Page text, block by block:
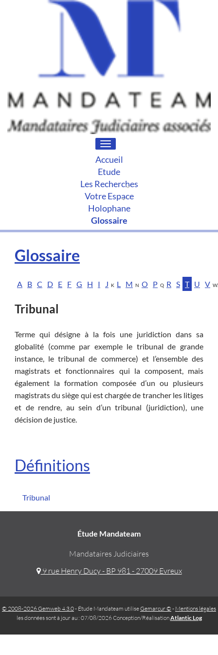
Toggle
navigation
Accueil
Etude
Les Recherches
Votre Espace
Holophane
Glossaire
Glossaire
A B C D E F G H I J K L M N O P Q R S T U V W
Tribunal
Terme qui désigne à la fois une juridiction dans sa
globalité (comme par exemple le tribunal de grande
instance, le tribunal de commerce) et l’ensemble des
magistrats et fonctionnaires qui la composent, mais
également la formation composée d’un ou plusieurs
magistrats du siège qui est chargée de trancher les litiges
et de rendre, au sein d’un tribunal (juridiction), une
décision de justice.
Définitions
Tribunal
Étude Mandateam
Mandataires Judiciaires
9 rue Henry Ducy - BP 981 - 27009 Evreux
© 2008-2026 Gemweb 4.3.0- Étude Mandateam utiliseGemarcur © - Mentions légales
les données sont à jour au : 07/08/2026 Conception/RéalisationAtlantic Log